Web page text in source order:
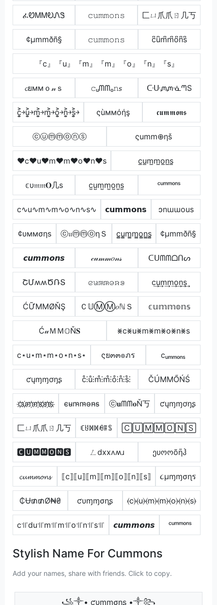
ፈᏬᎷᎷᎧᏁᏕ 𝚌𝚞𝚖𝚖𝚘𝚗𝚜 匚ㄩ爪爪ㄖ几丂
¢µmmðñ§ 𝚌𝚞𝚖𝚖𝚘𝚗𝚜 c͆u͆m͆m͆o͆n͆s͆
『c』『u』『m』『m』『o』『n』『s』
𝓬ยммｏ𝓃ｓ 𝚌ᵤᗰᗰₒ𝚗𝘴 ᑢᑘᘻᘻᓍᘉS
c͎͍͐￫u͎͍͐￫m͎͍͐￫m͎͍͐￫o͎͍͐￫n͎͍͐￫s͎͍͐￫ ςùммόήş 𝖈𝖚𝖒𝖒𝖔𝖓𝖘
ⓒⓤⓜⓜⓞⓝⓢ ςumm⊕ηš
♥c♥u♥m♥m♥o♥n♥s c̲u̲m̲m̲o̲n̲s̲
𝕔υ𝔪𝔪𝐎几ѕ c̺u̺m̺m̺o̺n̺s̺ ᶜᵘᵐᵐᵒⁿˢ
c∿u∿m∿m∿o∿n∿s∿ 𝗰𝘂𝗺𝗺𝗼𝗻𝘀 ɔnɯɯous
¢υммσηѕ ⓒ𝔲ⓜⓜⓞηＳ c̳u̳m̳m̳o̳n̳s̳ ¢µmmðñ§
𝙘𝙪𝙢𝙢𝙤𝙣𝙨 𝒸𝓊𝓂𝓂𝑜𝓃𝓈 ᑕᑌᗰᗰᗝᑎᔕ
ՇՄʍʍԾՌՏ 𝚌̷𝚞̷𝚖̷𝚖̷𝚘̷𝚗̷𝚜̷ c͢u͢m͢m͢o͢n͢s͢
ĆỮΜΜØŇŞ Ｃ𝕌ⓂⓂ𝑜ℕＳ 𝕔𝕦𝕞𝕞𝕠𝕟𝕤
Ć𝓊ＭＭ𝕆Ň𝐒 ⨳c⨳u⨳m⨳m⨳o⨳n⨳s
c⋆u⋆m⋆m⋆o⋆n⋆s⋆ ςย๓๓๏ภร cᵤₘₘₒₙₛ
ƈųɱɱơŋʂ c̊⫶ů⫶m̊⫶m̊⫶o̊⫶n̊⫶s̊⫶ ČÚММŐŃŚ
c҉u҉m҉m҉o҉n҉s҉ c̴u̴m̴m̴o̴n̴s̴ ⓒ𝐮ᗰᗰ𝐨Ň丂 ƈųɱɱơŋʂ
匚ㄩ爪爪ㄖ几丂 ꏸꐇꁒꁒꆂꁹꌚ 🄲🅄🄼🄼🄾🄽🅂
🅲🆄🅼🅼🅾🅽🆂 ㄥdxxʌʍɹ ეυოოõῆჰ
𝓬𝓾𝓶𝓶𝓸𝓷𝓼 ⟦c⟧⟦u⟧⟦m⟧⟦m⟧⟦o⟧⟦n⟧⟦s⟧ ૮µɱɱσɳร
₵Ʉ₥₥Ø₦₴ ƈυɱɱσɳʂ ⦑c⦒⦑u⦒⦑m⦒⦑m⦒⦑o⦒⦑n⦒⦑s⦒
c꜉꜍du꜉꜍m꜉꜍m꜉꜍o꜉꜍n꜉꜍s꜉꜍ 𝙘𝙪𝙢𝙢𝙤𝙣𝙨 ᶜᵘᵐᵐᵒⁿˢ
Stylish Name For Cummons
Add your names, share with friends. Click to copy.
꧁༒• ƈυɱɱσɳʂ •༒꧂